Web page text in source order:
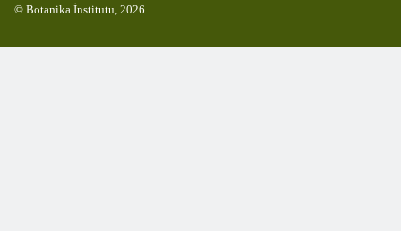
© Botanika İnstitutu, 2026